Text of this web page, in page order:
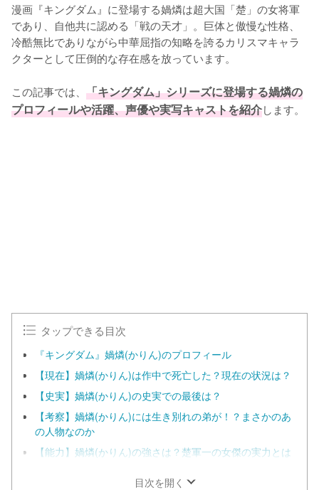
漫画『キングダム』に登場する媧燐は超大国「楚」の女将軍
であり、自他共に認める「戦の天才」。巨体と傲慢な性格、
冷酷無比でありながら中華屈指の知略を誇るカリスマキャラ
クターとして圧倒的な存在感を放っています。
この記事では、 「キングダム」シリーズに登場する媧燐の
プロフィールや活躍、声優や実写キャストを紹介します。
タップできる目次
『キングダム』媧燐(かりん)のプロフィール
【現在】媧燐(かりん)は作中で死亡した？現在の状況は？
【史実】媧燐(かりん)の史実での最後は？
【考察】媧燐(かりん)には生き別れの弟が！？まさかのあ
の人物なのか
【能力】媧燐(かりん)の強さは？楚軍一の女傑の実力とは
目次を開く